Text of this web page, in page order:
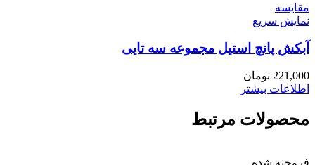
مقايسه
نمایش سریع
آبکش پانچ استیل مجموعه سه تایی
221,000 تومان
اطلاعات بیشتر
محصولات مرتبط